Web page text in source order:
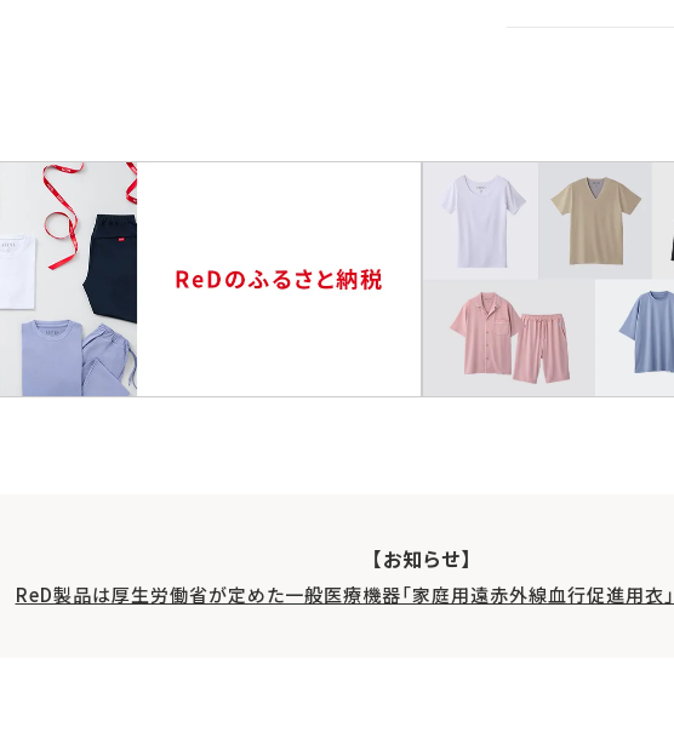
【お知らせ】
ReD製品は厚生労働省が定めた一般医療機器「家庭用遠赤外線血行促進用衣」